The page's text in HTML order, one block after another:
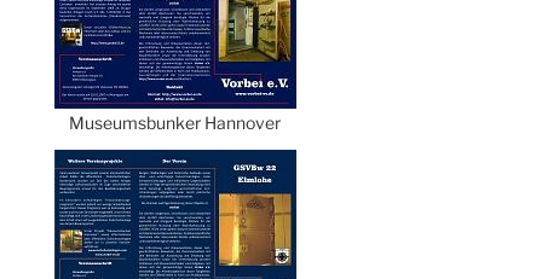
Museumsbunker Hannover